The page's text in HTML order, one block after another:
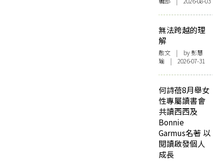
無法跨越的理
解
散文 | by 彭慧
瑜 | 2026-07-31
何詩蓓8月舉女
性專屬讀書會
共讀西西及
Bonnie
Garmus名著 以
閱讀啟發個人
成長